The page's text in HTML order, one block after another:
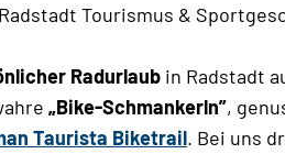
Tourismus &
Radurlaub in Radstadt
„Bike-Schmankerln”,
Taurista Biketrail. Bei uns